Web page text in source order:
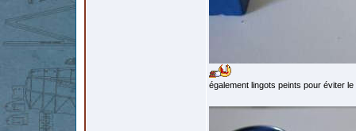
également lingots peints pour éviter